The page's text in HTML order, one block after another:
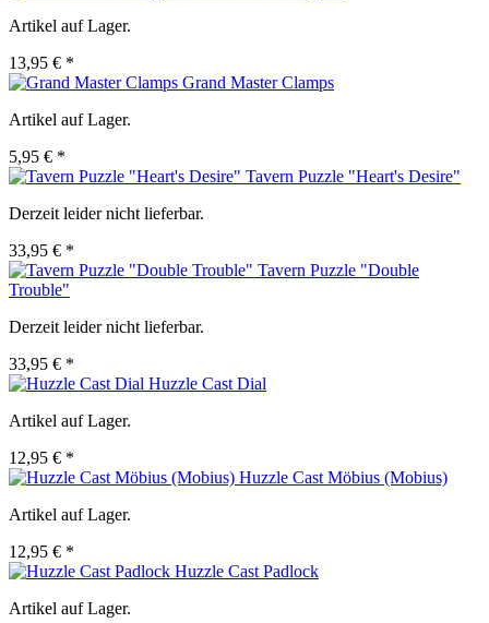
Artikel auf Lager.
13,95 € *
Grand Master Clamps
Artikel auf Lager.
5,95 € *
Tavern Puzzle "Heart's Desire"
Derzeit leider nicht lieferbar.
33,95 € *
Tavern Puzzle "Double
Trouble"
Derzeit leider nicht lieferbar.
33,95 € *
Huzzle Cast Dial
Artikel auf Lager.
12,95 € *
Huzzle Cast Möbius (Mobius)
Artikel auf Lager.
12,95 € *
Huzzle Cast Padlock
Artikel auf Lager.